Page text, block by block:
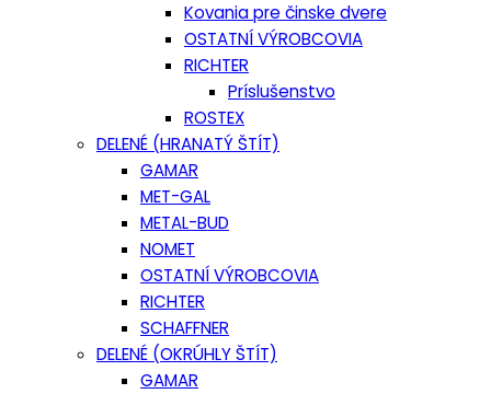
Kovania pre činske dvere
OSTATNÍ VÝROBCOVIA
RICHTER
Príslušenstvo
ROSTEX
DELENÉ (HRANATÝ ŠTÍT)
GAMAR
MET-GAL
METAL-BUD
NOMET
OSTATNÍ VÝROBCOVIA
RICHTER
SCHAFFNER
DELENÉ (OKRÚHLY ŠTÍT)
GAMAR